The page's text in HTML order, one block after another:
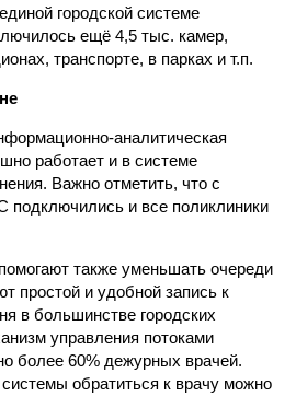
городской системе
ещё 4,5 тыс. камер,
транспорте, в парках и т.п.
аналитическая
работает и в системе
Важно отметить, что с
и все поликлиники
также уменьшать очереди
простой и удобной запись к
в большинстве городских
управления потоками
более 60% дежурных врачей.
обратиться к врачу можно